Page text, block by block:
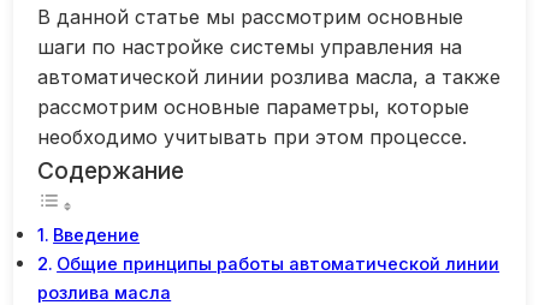
В данной статье мы рассмотрим основные
шаги по настройке системы управления на
автоматической линии розлива масла, а также
рассмотрим основные параметры, которые
необходимо учитывать при этом процессе.
Содержание
Введение
Общие принципы работы автоматической линии
розлива масла